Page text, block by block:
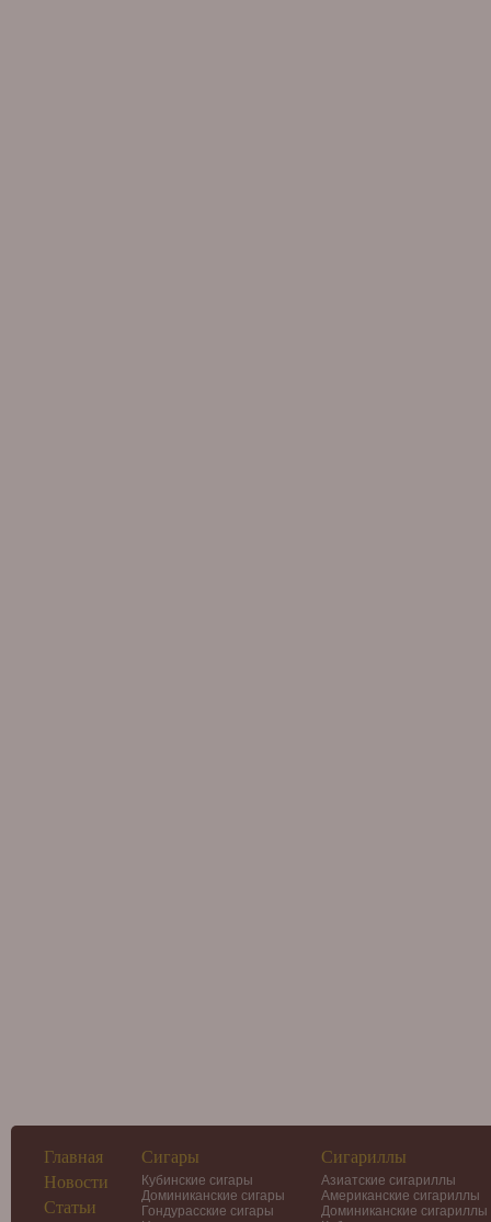
Главная
Новости
Статьи
Сигары
Кубинские сигары
Доминиканские сигары
Гондурасские сигары
Сигариллы
Азиатские сигариллы
Американские сигариллы
Доминиканские сигариллы